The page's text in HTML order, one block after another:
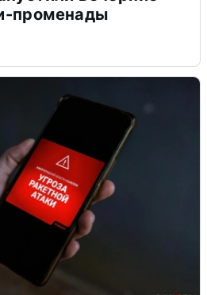
променады